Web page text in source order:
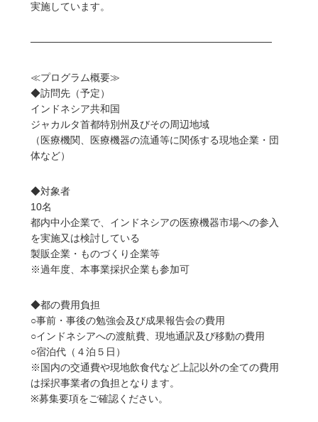
実施しています。
──────────────────────────────────
≪プログラム概要≫
◆訪問先（予定）
インドネシア共和国
ジャカルタ首都特別州及びその周辺地域
（医療機関、医療機器の流通等に関係する現地企業・団
体など）
◆対象者
10名
都内中小企業で、インドネシアの医療機器市場への参入
を実施又は検討している
製販企業・ものづくり企業等
※過年度、本事業採択企業も参加可
◆都の費用負担
○事前・事後の勉強会及び成果報告会の費用
○インドネシアへの渡航費、現地通訳及び移動の費用
○宿泊代（４泊５日）
※国内の交通費や現地飲食代など上記以外の全ての費用
は採択事業者の負担となります。
※募集要項をご確認ください。